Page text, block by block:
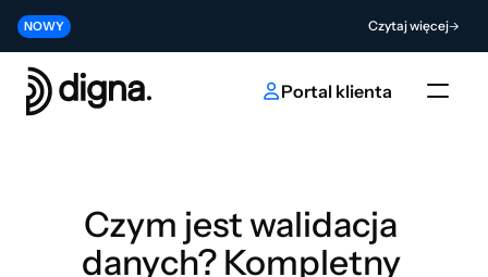
NOWY Czytaj więcej
Wersja 2026.06 — wprowadzenie Data Observability do Twojego kodu
NOWY Współtwórz przyszłość innowacji w obszarze sztucznej inteligencji i
Portal klienta
Czym jest walidacja
danych? Kompletny